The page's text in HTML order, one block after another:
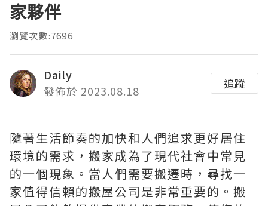
家夥伴
瀏覽次數:7696
Daily
發佈於 2023.08.18
追蹤
隨著生活節奏的加快和人們追求更好居住
環境的需求，搬家成為了現代社會中常見
的一個現象。當人們需要搬遷時，尋找一
家值得信賴的搬屋公司是非常重要的。搬